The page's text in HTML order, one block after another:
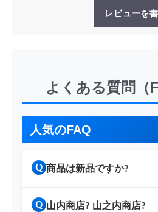
レビューを書
よくある質問（
人気のFAQ
Q 商品は新品ですか?
Q 山内商店? 山之内商店?